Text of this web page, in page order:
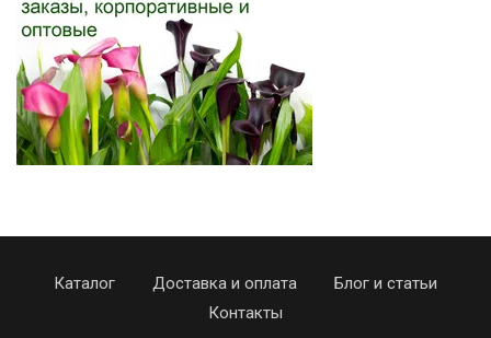
Каталог Доставка и оплата
Блог и статьи
Контакты